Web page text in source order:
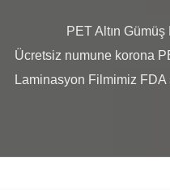
Ücretsiz numune korona
Laminasyon Filmimiz FDA